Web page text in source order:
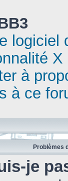
logiciel
X
à
à ce
Problèmes
je